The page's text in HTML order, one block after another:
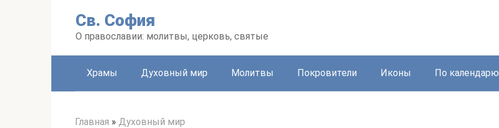
Св. София
О православии: молитвы, церковь, святые
Храмы Духовный мир Молитвы Покровители Иконы По календарю
Главная » Духовный мир